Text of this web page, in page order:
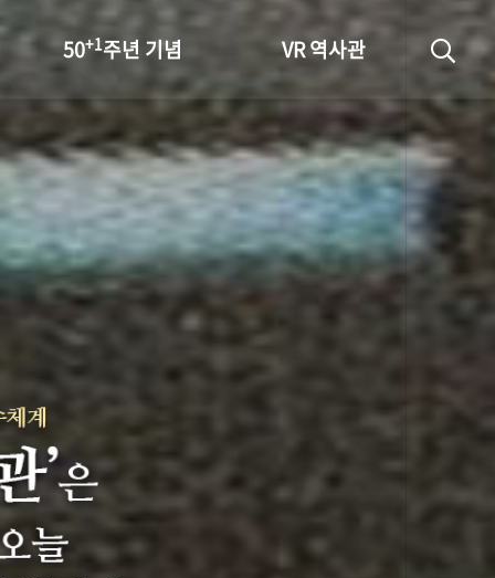
50+1주년 기념
성과 50선
숫자로 보는 50년
50+1 주년 광장
세계와 함께 한 KIHASA
VR 역사관